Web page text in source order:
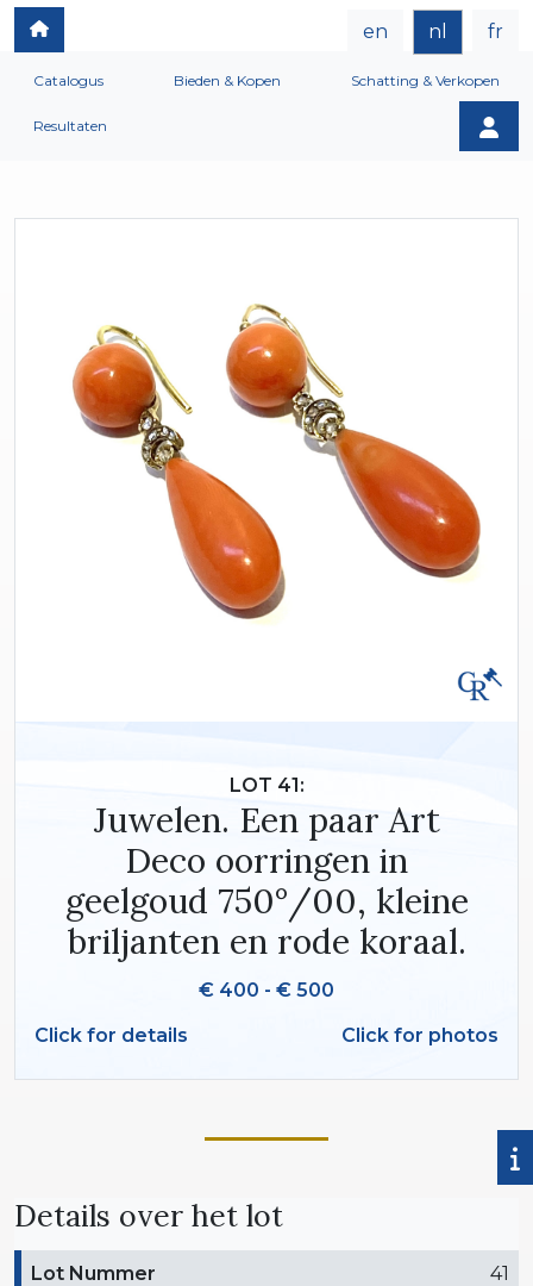
en nl fr
Catalogus Bieden & Kopen Schatting & Verkopen
Resultaten
LOT 41:
Juwelen. Een paar Art
Deco oorringen in
geelgoud 750°/00, kleine
briljanten en rode koraal.
€ 400 - € 500
Click for details
Click for photos
Details over het lot
Lot Nummer 41